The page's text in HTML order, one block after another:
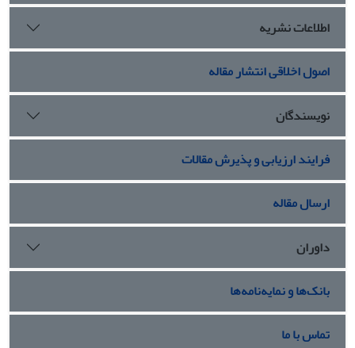
اطلاعات نشریه
اصول اخلاقی انتشار مقاله
نویسندگان
فرایند ارزیابی و پذیرش مقالات
ارسال مقاله
داوران
بانک‌ها و نمایه‌نامه‌ها
تماس با ما